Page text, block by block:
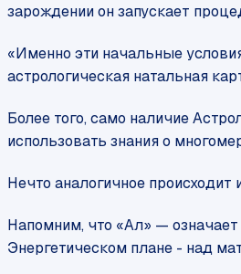
зарождении он запускает
«Именно эти начальные
астрологическая натальная
Более того, само наличие
использовать знания о
Нечто аналогичное
Напомним, что «Ал» —
Энергетическом плане - над